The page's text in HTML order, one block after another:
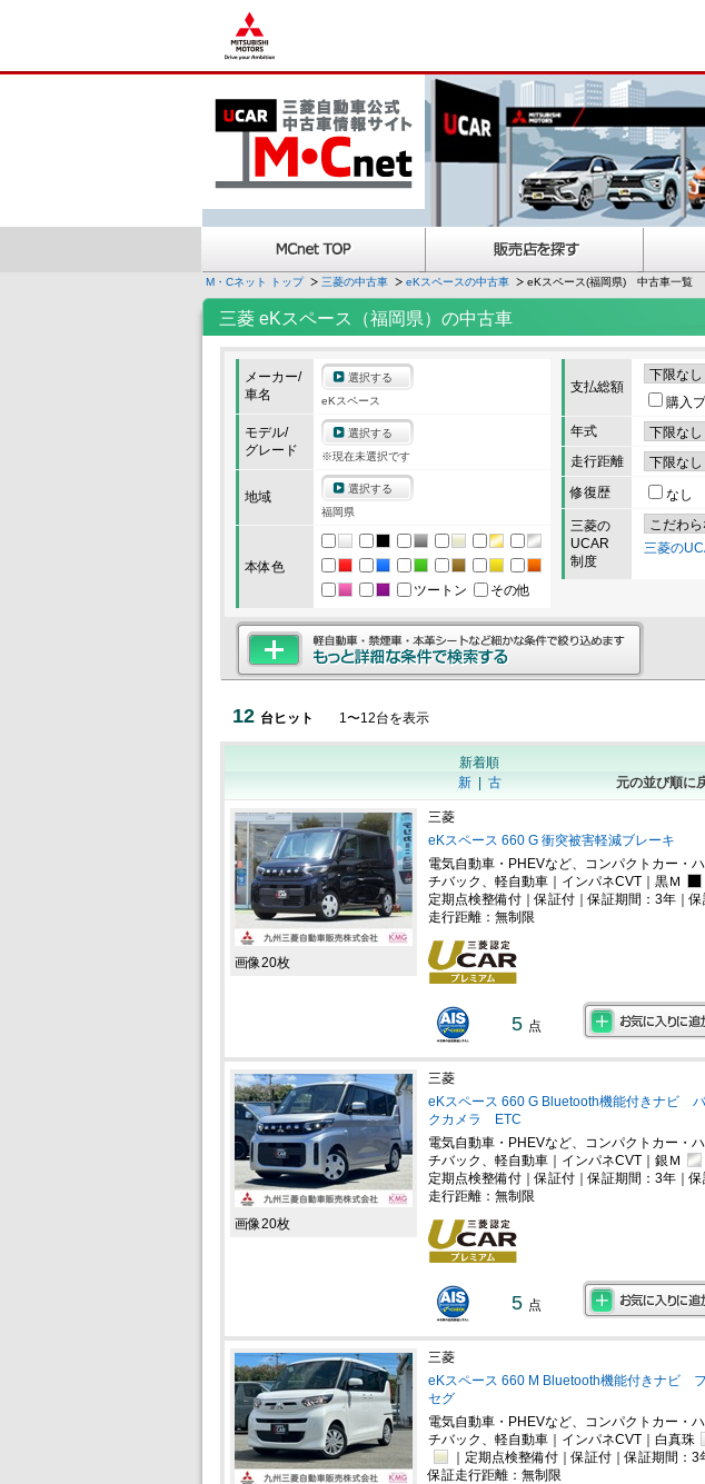
M・Cネット トップ 三菱の中古車 eKスペースの中古車 eKスペース(福岡県) 中古車一覧
三菱 eKスペース（福岡県）の中古車
メーカー/
車名
選択する
eKスペース
モデル/
グレード
選択する
※現在未選択です
地域
選択する
福岡県
本体色
ツートン
その他
支払総額
購入
年式
走行距離
修復歴
なし
三菱の
UCAR
制度
三菱の
12 台ヒット 1〜12台を表示
新着順
新| 古 元の並び順に
画像20枚
三菱
eKスペース 660 G 衝突被害軽減ブレーキ
電気自動車・PHEVなど、コンパクトカー・
チバック、軽自動車｜インパネCVT｜黒Ｍ
定期点検整備付｜保証付｜保証期間：3年｜
走行距離：無制限
5 点
画像20枚
三菱
eKスペース 660 G Bluetooth機能付きナビ
クカメラ ETC
電気自動車・PHEVなど、コンパクトカー・
チバック、軽自動車｜インパネCVT｜銀Ｍ
定期点検整備付｜保証付｜保証期間：3年｜
走行距離：無制限
5 点
三菱
eKスペース 660 M Bluetooth機能付きナビ
セグ
電気自動車・PHEVなど、コンパクトカー・
チバック、軽自動車｜インパネCVT｜白真珠
｜定期点検整備付｜保証付｜保証期間：3
保証走行距離：無制限